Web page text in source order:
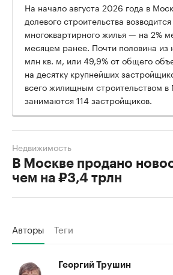
На начало августа 2026 года в
долевого строительства возводится
многоквартирного жилья — на 2%
месяцем ранее. Почти половина из
млн кв. м, или 49,9% от общего
на десятку крупнейших
всего жилищным строительством в
занимаются 114 застройщиков.
В Москве продано
чем на ₽3,4 трлн
Недвижимость
Авторы Теги
Георгий Трушин